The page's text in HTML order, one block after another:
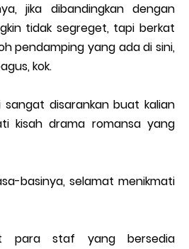
jika dibandingkan dengan
tidak segreget, tapi berkat
pendamping yang ada di sini,
kok.
sangat disarankan buat kalian
kisah drama romansa yang
basinya, selamat menikmati
para staf yang bersedia